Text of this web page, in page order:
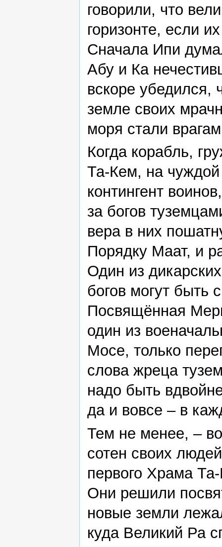
говорили, что
горизонте, если
Сначала Ипи
Абу и Ка
вскоре убедился,
земле своих
моря стали
Когда корабль,
Та-Кем, на
контингент
за богов
вера в них
Порядку Маат, и
Один из
богов могут быть
Посвящённая
один из
Мосе, только
слова жреца
надо быть
да и вовсе – в
Тем не менее, –
сотен своих
первого Храма
Они решили
новые земли
куда Великий Ра